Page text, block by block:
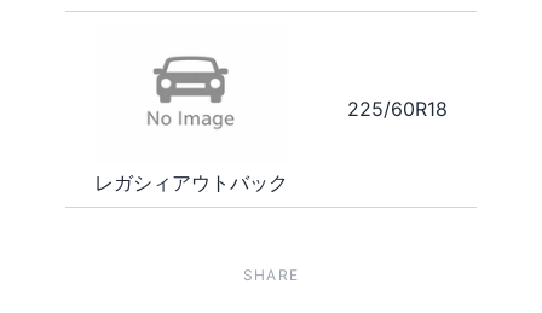
レガシィアウトバック
225/60R18
SHARE